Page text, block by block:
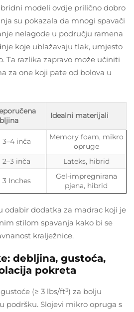
modeli ovdje prilično dobro
su pokazala da mnogi spavači
nelagode u području ramena
koje ublažavaju tlak, umjesto
Ta razlika zapravo može učiniti
za one koji pate od bolova u
Idealni materijali
3–4 inča
Memory foam, mikro
opruge
2–3 inča Lateks, hibrid
3 Inches
Gel-impregnirana
pjena, hibrid
odabir dodatka za madrac koji je
stilom spavanja kako bi se
kralježnice.
debljina, gustoća,
pokreta
(≥ 3 lbs/ft³) za bolju
podršku. Slojevi mikro opruga s